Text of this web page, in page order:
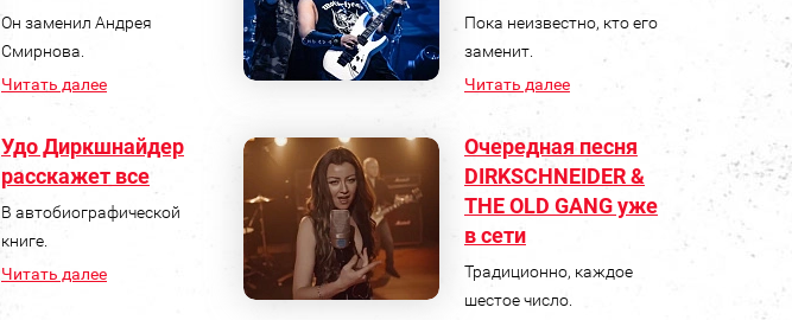
Он заменил Андрея
Смирнова.
Читать далее
Пока неизвестно, кто его
заменит.
Читать далее
Удо Диркшнайдер
расскажет все
В автобиографической
книге.
Читать далее
Очередная песня
DIRKSCHNEIDER &
THE OLD GANG уже
в сети
Традиционно, каждое
шестое число.